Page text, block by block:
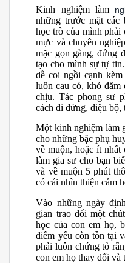
Kinh nghiệm làm
những trước mặt các
học trò của mình phải
mực và chuyên
mặc gọn gàng, đứng
tạo cho mình sự tự
dễ coi ngồi cạnh
luôn cau có, khó đăm
chịu. Tác phong sư
cách đi đứng, điệu
Một kinh nghiệm làm
cho những bậc phụ
về muộn, hoặc ít
làm gia sư cho bạn
và về muộn 5 phút
có cái nhìn thiện cảm
Vào những ngày
gian trao đổi một
học của con em họ,
điểm yếu còn tồn tại
phải luôn chứng tỏ
con em họ thay đổi và